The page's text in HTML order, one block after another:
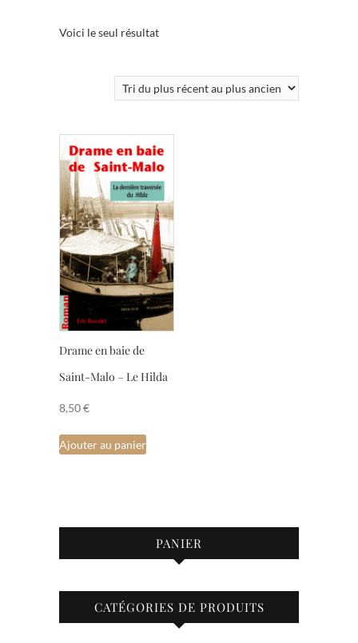
Voici le seul résultat
Drame en baie de
Saint-Malo – Le Hilda
8,50€
Ajouter au panier
PANIER
CATÉGORIES DE PRODUITS